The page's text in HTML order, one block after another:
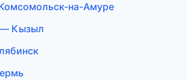
на-Амуре
— Кызыл